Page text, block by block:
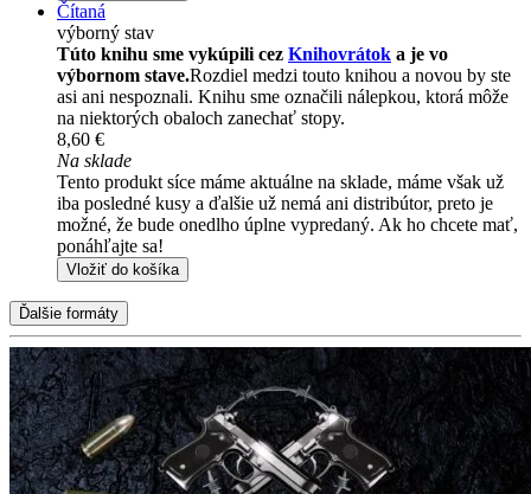
Čítaná
výborný stav
Túto knihu sme vykúpili cez Knihovrátok a je vo
výbornom stave.Rozdiel medzi touto knihou a novou by ste
asi ani nespoznali. Knihu sme označili nálepkou, ktorá môže
na niektorých obaloch zanechať stopy.
8,60 €
Na sklade
Tento produkt síce máme aktuálne na sklade, máme však už
iba posledné kusy a ďalšie už nemá ani distribútor, preto je
možné, že bude onedlho úplne vypredaný. Ak ho chcete mať,
ponáhľajte sa!
Vložiť do košíka
Ďalšie formáty